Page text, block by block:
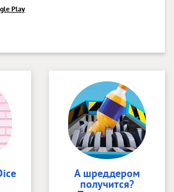
Play
А шреддером
получится?